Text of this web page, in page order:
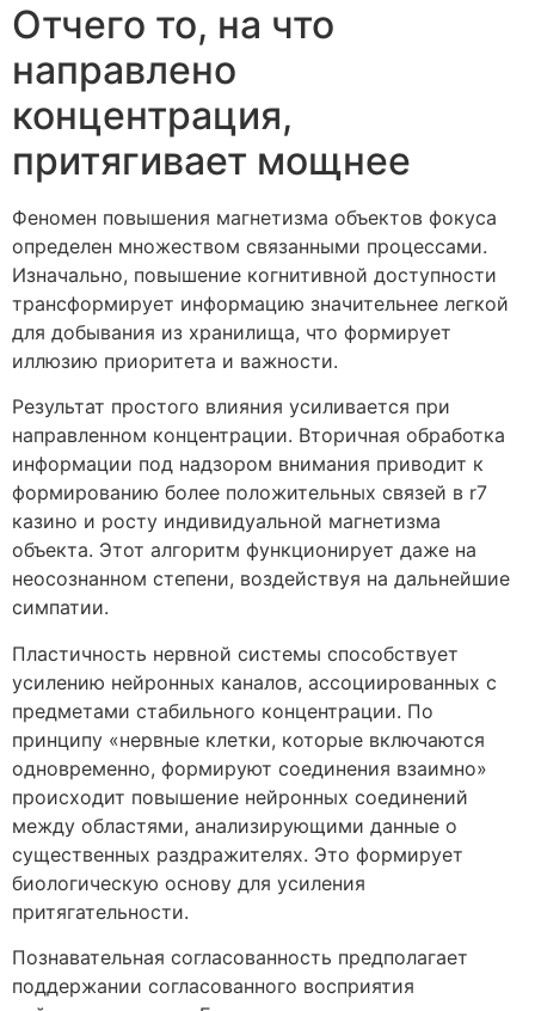
Отчего то, на что
направлено
концентрация,
притягивает мощнее
Феномен повышения магнетизма объектов фокуса
определен множеством связанными процессами.
Изначально, повышение когнитивной доступности
трансформирует информацию значительнее легкой
для добывания из хранилища, что формирует
иллюзию приоритета и важности.
Результат простого влияния усиливается при
направленном концентрации. Вторичная обработка
информации под надзором внимания приводит к
формированию более положительных связей в r7
казино и росту индивидуальной магнетизма
объекта. Этот алгоритм функционирует даже на
неосознанном степени, воздействуя на дальнейшие
симпатии.
Пластичность нервной системы способствует
усилению нейронных каналов, ассоциированных с
предметами стабильного концентрации. По
принципу «нервные клетки, которые включаются
одновременно, формируют соединения взаимно»
происходит повышение нейронных соединений
между областями, анализирующими данные о
существенных раздражителях. Это формирует
биологическую основу для усиления
притягательности.
Познавательная согласованность предполагает
поддержании согласованного восприятия